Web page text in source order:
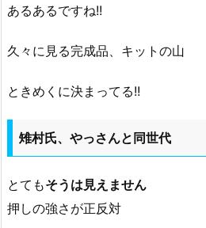
あるあるですね!!
久々に見る完成品、キットの山
ときめくに決まってる!!
雉村氏、やっさんと同世代
とてもそうは見えません
押しの強さが正反対